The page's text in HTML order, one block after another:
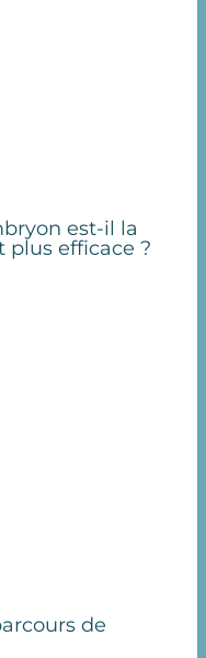
est-il la
plus efficace ?
de